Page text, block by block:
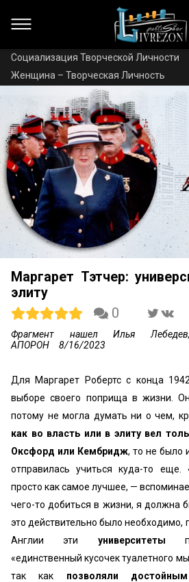
Социализация Творческой Личности
Женщина – Творческая Личность
Маргарет Тэтчер:
элиту
0
Фрагмент нашел Илья
АПОРОН
8/16/2023
Для Маргарет Робертс с конца
выборе своего поприща в жизни.
потому не могла думать ни о чем,
как во власть или в элиту вел
Оксфорд или Кембридж, то не было
отправилась учиться куда-то еще.
просто как самое лучшее, —
чего-то добиться в жизни, я должна
это действительно было необходимо,
Англии эти университеты
«единственный кусочек туалетного
так как позволяли